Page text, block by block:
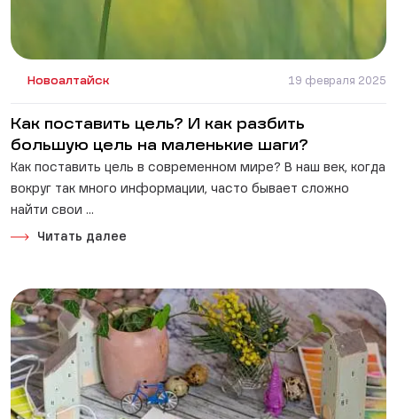
Новоалтайск 19 февраля 2025
Как поставить цель? И как разбить
большую цель на маленькие шаги?
Как поставить цель в современном мире? В наш век, когда
вокруг так много информации, часто бывает сложно
найти свои ...
Читать далее